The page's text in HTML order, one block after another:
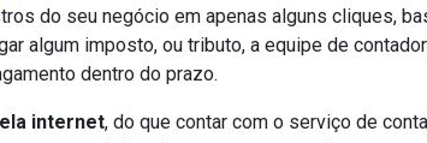
do seu negócio em apenas alguns cliques,
algum imposto, ou tributo, a equipe de
dentro do prazo.
internet, do que contar com o serviço de